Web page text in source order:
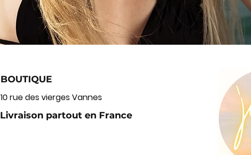
BOUTIQUE
10 rue des vierges Vannes
Livraison partout en France